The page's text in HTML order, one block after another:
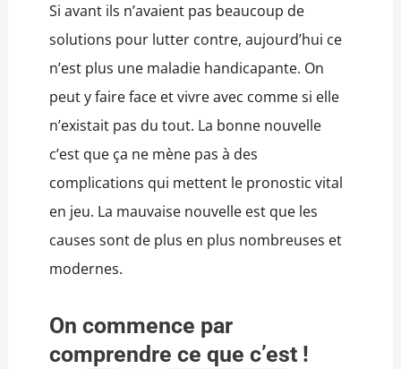
Si avant ils n’avaient pas beaucoup de
solutions pour lutter contre, aujourd’hui ce
n’est plus une maladie handicapante. On
peut y faire face et vivre avec comme si elle
n’existait pas du tout. La bonne nouvelle
c’est que ça ne mène pas à des
complications qui mettent le pronostic vital
en jeu. La mauvaise nouvelle est que les
causes sont de plus en plus nombreuses et
modernes.
On commence par
comprendre ce que c’est !